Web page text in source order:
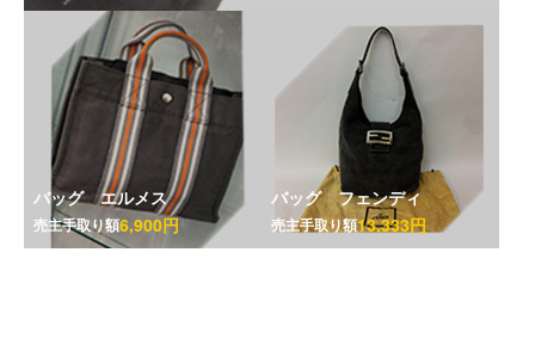
バッグ エルメス
売主手取り額6,900円
バッグ フェンディ
売主手取り額13,333円